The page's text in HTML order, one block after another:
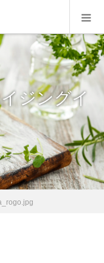
ジングイ